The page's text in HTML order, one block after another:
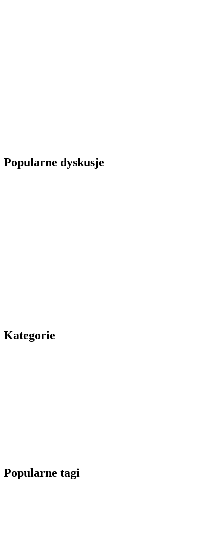
Popularne dyskusje
Kategorie
Popularne tagi